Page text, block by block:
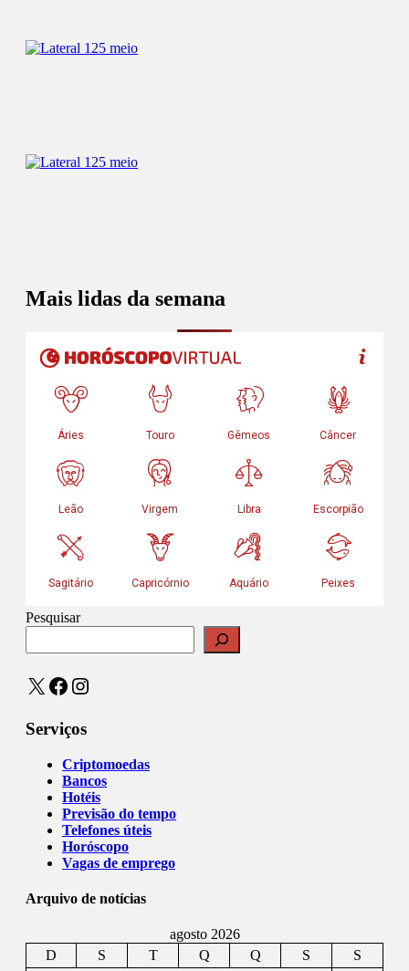
Mais lidas da semana
Pesquisar
X Facebook
Instagram
Serviços
Criptomoedas
Bancos
Hotéis
Previsão do tempo
Telefones úteis
Horóscopo
Vagas de emprego
Arquivo de notícias
agosto 2026
D
S T Q Q S
S